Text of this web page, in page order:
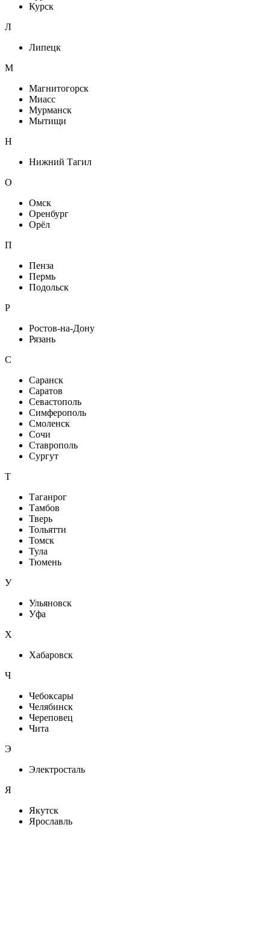
Курск
Л
Липецк
М
Магнитогорск
Миасс
Мурманск
Мытищи
Н
Нижний Тагил
О
Омск
Оренбург
Орёл
П
Пенза
Пермь
Подольск
Р
Ростов-на-Дону
Рязань
С
Саранск
Саратов
Севастополь
Симферополь
Смоленск
Сочи
Ставрополь
Сургут
Т
Таганрог
Тамбов
Тверь
Тольятти
Томск
Тула
Тюмень
У
Ульяновск
Уфа
X
Хабаровск
Ч
Чебоксары
Челябинск
Череповец
Чита
Э
Электросталь
Я
Якутск
Ярославль